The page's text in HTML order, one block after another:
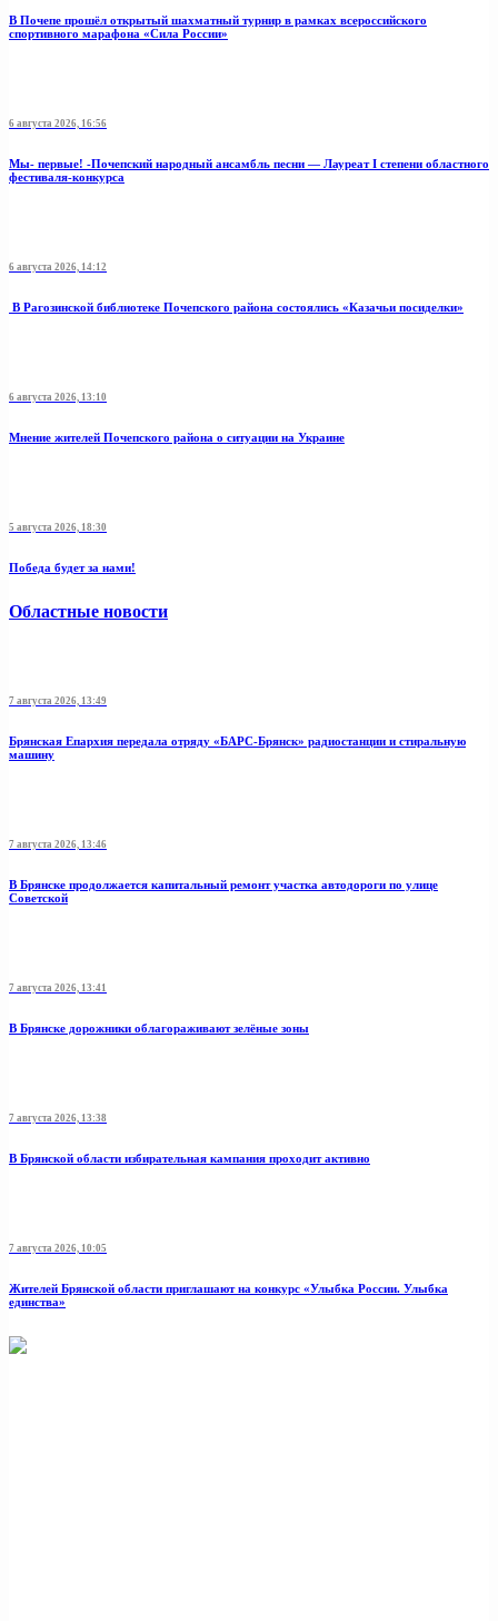
В Почепе прошёл открытый шахматный турнир в рамках всероссийского
спортивного марафона «Сила России»
6 августа 2026, 16:56
Мы- первые! -Почепский народный ансамбль песни — Лауреат I степени областного
фестиваля-конкурса
6 августа 2026, 14:12
В Рагозинской библиотеке Почепского района состоялись «Казачьи посиделки»
6 августа 2026, 13:10
Мнение жителей Почепского района о ситуации на Украине
5 августа 2026, 18:30
Победа будет за нами!
Областные новости
7 августа 2026, 13:49
Брянская Епархия передала отряду «БАРС-Брянск» радиостанции и стиральную
машину
7 августа 2026, 13:46
В Брянске продолжается капитальный ремонт участка автодороги по улице
Советской
7 августа 2026, 13:41
В Брянске дорожники облагораживают зелёные зоны
7 августа 2026, 13:38
В Брянской области избирательная кампания проходит активно
7 августа 2026, 10:05
Жителей Брянской области приглашают на конкурс «Улыбка России. Улыбка
единства»